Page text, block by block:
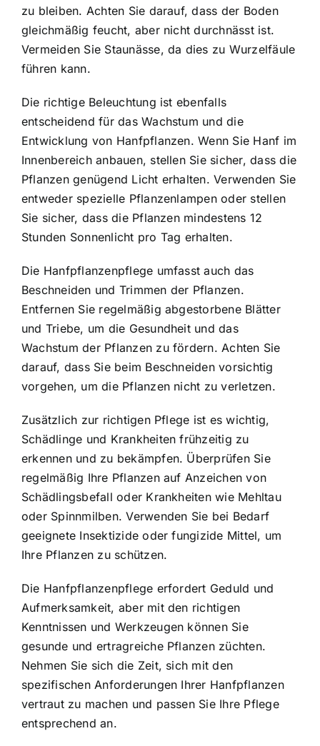
zu bleiben. Achten Sie darauf, dass der Boden
gleichmäßig feucht, aber nicht durchnässt ist.
Vermeiden Sie Staunässe, da dies zu Wurzelfäule
führen kann.
Die richtige Beleuchtung ist ebenfalls
entscheidend für das Wachstum und die
Entwicklung von Hanfpflanzen. Wenn Sie Hanf im
Innenbereich anbauen, stellen Sie sicher, dass die
Pflanzen genügend Licht erhalten. Verwenden Sie
entweder spezielle Pflanzenlampen oder stellen
Sie sicher, dass die Pflanzen mindestens 12
Stunden Sonnenlicht pro Tag erhalten.
Die Hanfpflanzenpflege umfasst auch das
Beschneiden und Trimmen der Pflanzen.
Entfernen Sie regelmäßig abgestorbene Blätter
und Triebe, um die Gesundheit und das
Wachstum der Pflanzen zu fördern. Achten Sie
darauf, dass Sie beim Beschneiden vorsichtig
vorgehen, um die Pflanzen nicht zu verletzen.
Zusätzlich zur richtigen Pflege ist es wichtig,
Schädlinge und Krankheiten frühzeitig zu
erkennen und zu bekämpfen. Überprüfen Sie
regelmäßig Ihre Pflanzen auf Anzeichen von
Schädlingsbefall oder Krankheiten wie Mehltau
oder Spinnmilben. Verwenden Sie bei Bedarf
geeignete Insektizide oder fungizide Mittel, um
Ihre Pflanzen zu schützen.
Die Hanfpflanzenpflege erfordert Geduld und
Aufmerksamkeit, aber mit den richtigen
Kenntnissen und Werkzeugen können Sie
gesunde und ertragreiche Pflanzen züchten.
Nehmen Sie sich die Zeit, sich mit den
spezifischen Anforderungen Ihrer Hanfpflanzen
vertraut zu machen und passen Sie Ihre Pflege
entsprechend an.